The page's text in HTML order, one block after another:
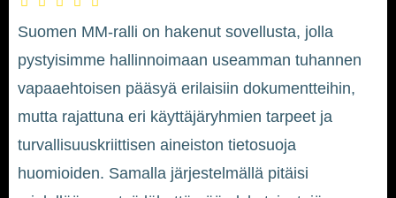
Suomen MM-ralli on hakenut sovellusta, jolla
pystyisimme hallinnoimaan useamman tuhannen
vapaaehtoisen pääsyä erilaisiin dokumentteihin,
mutta rajattuna eri käyttäjäryhmien tarpeet ja
turvallisuuskriittisen aineiston tietosuoja
huomioiden. Samalla järjestelmällä pitäisi